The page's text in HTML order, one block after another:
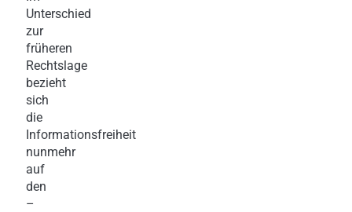
Unterschied
zur
früheren
Rechtslage
bezieht
sich
die
Informationsfreiheit
nunmehr
auf
den
–